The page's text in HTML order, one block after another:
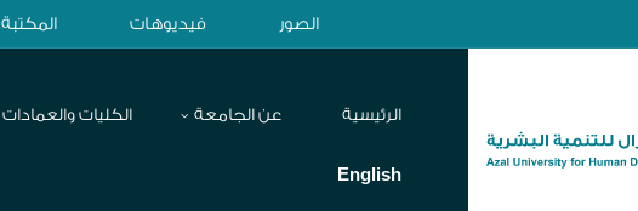
الصور فيديوهات المكتبة
الرئيسية عن الجامعة الكليات والعمادات
English